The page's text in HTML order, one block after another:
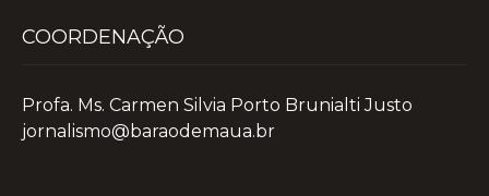
COORDENAÇÃO
Profa. Ms. Carmen Silvia Porto Brunialti Justo
jornalismo@baraodemaua.br